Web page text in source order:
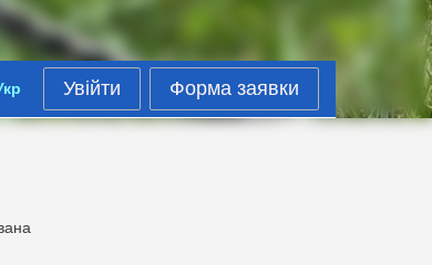
Увійти Форма заявки